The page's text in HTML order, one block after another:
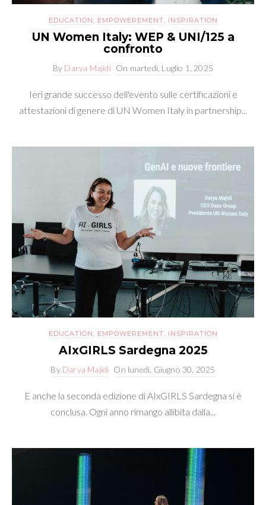
EDUCATION EMPOWEREMENT INSPIRATION
UN Women Italy: WEP & UNI/125 a
confronto
By Darya Majidi On martedì, Luglio 1, 2025
Ieri grande successo dell'evento sulle certificazioni e
attestazioni di genere di UN Women Italy in partnership...
EDUCATION , EMPOWEREMENT, INSPIRATION
AIxGIRLS Sardegna 2025
By Darya Majidi On lunedì, Giugno 30, 2025
E anche la seconda edizione di AIxGIRLS Sardegna si è
conclusa. Ogni anno rimango allibita dalla...